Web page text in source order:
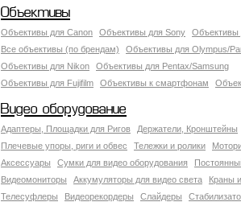
Объективы
Объективы для Canon Объективы для Sony
Объективы
Все объективы (по брендам)
Объективы для Olympus/
Объективы для Nikon
Объективы для Pentax/Samsung
Объективы для Fujifilm
Объективы к смартфонам
Видео оборудование
Адаптеры, Площадки для Ригов
Держатели, Кронштейны
Плечевые упоры, риги и обвес
Тележки и ролики
Аксессуары
Сумки для видео оборудования
Видеомониторы
Аккумуляторы для видео света
Краны
Телесуфлеры
Видеорекордеры Слайдеры